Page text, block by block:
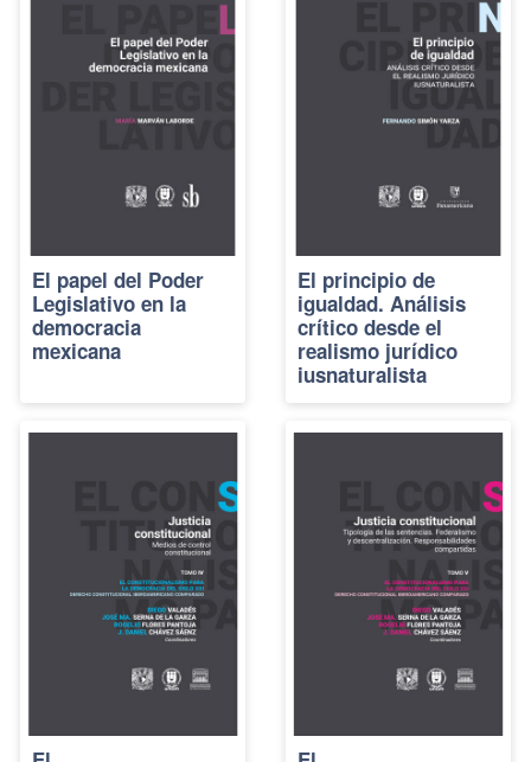
El papel del Poder
Legislativo en la
democracia
mexicana
El principio de
igualdad. Análisis
crítico desde el
realismo jurídico
iusnaturalista